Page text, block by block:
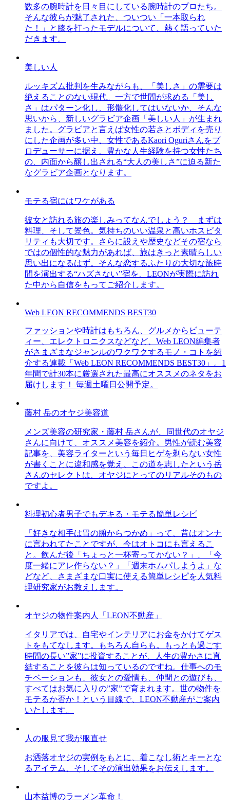
数多の腕時計を日々目にしている腕時計のプロたち。
そんな彼らが魅了された、ついつい「一本取られ
た！」と膝を打ったモデルについて、熱く語っていた
だきます。
美しい人
ルッキズム批判を生みながらも、「美しさ」の需要は
絶えることのない現代。一方で世間が求める「美し
さ」はパターン化し、形骸化してはいないか、そんな
思いから、新しいグラビア企画「美しい人」が生まれ
ました。グラビアと言えば女性の若さとボディを売り
にした企画が多い中、女性であるKaori Oguriさんをプ
ロデューサーに据え、豊かな人生経験を持つ女性たち
の、内面から醸し出される“大人の美しさ”に迫る新た
なグラビア企画となります。
モテる宿にはワケがある
彼女と訪れる旅の楽しみってなんでしょう？ まずは
料理、そして景色。気持ちのいい温泉と高いホスピタ
リティも大切です。さらに設えや歴史などその宿なら
ではの個性的な魅力があれば、旅はきっと素晴らしい
思い出になるはず。そんな恋するふたりの大切な旅時
間を演出する“ハズさない”宿を、LEONが実際に訪れ
た中から自信をもってご紹介します。
Web LEON RECOMMENDS BEST30
ファッションや時計はもちろん、グルメからビューテ
ィー、エレクトロニクスなどなど、Web LEON編集者
がさまざまなジャンルのワクワクするモノ・コトを紹
介する連載「Web LEON RECOMMENDS BEST30」。1
年間で計30本に厳選された最高にオススメのネタをお
届けします！ 毎週土曜日公開予定。
藤村 岳のオヤジ美容道
メンズ美容の研究家・藤村 岳さんが、同世代のオヤジ
さんに向けて、オススメ美容を紹介。男性が読む美容
記事を、美容ライターという毎日ヒゲを剃らない女性
が書くことに違和感を覚え、この道を志したという岳
さんのセレクトは、オヤジにとってのリアルそのもの
ですよ。
料理初心者男子でもデキる・モテる簡単レシピ
「好きな相手は胃の腑からつかめ」って、昔はオンナ
に言われてたことですが、今はオトコにも言えるこ
と。飲んだ後「ちょっと一杯寄ってかない？」、「今
度一緒にアレ作らない？」「週末ホムパしようよ」な
どなど、さまざまな口実に使える簡単レシピを人気料
理研究家がお教えします。
オヤジの物件案内人「LEON不動産」
イタリアでは、自宅やインテリアにお金をかけてゲス
トをもてなします。もちろん自らも。もっとも過ごす
時間の長い”家”に投資することが、人生の豊かさに直
結することを彼らは知っているのですね。仕事へのモ
チベーションも、彼女との愛情も、仲間との遊びも、
すべてはお気に入りの”家”で育まれます。世の物件を
モテるか否か！という目線で、LEON不動産がご案内
いたします。
人の服見て我が服直せ
お洒落オヤジの実例をもとに、着こなし術とキーとな
るアイテム、そしてその演出効果をお伝えします。
山本益博のラーメン革命！